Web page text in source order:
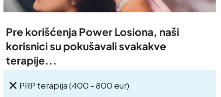
Pre korišćenja Power Losiona, naši
korisnici su pokušavali svakakve
terapije...
PRP terapija (400 - 800 eur)